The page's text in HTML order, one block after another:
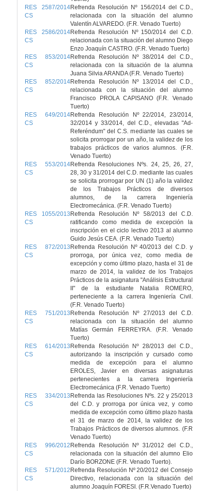
RES 2587/2014
CS
Refrenda Resolución Nº 156/2014 del C.D.,
relacionada con la situación del alumno
Valentín ALVAREDO. (F.R. Venado Tuerto)
RES 2586/2014
CS
Refrenda Resolución Nº 150/2014 del C.D.
relacionada con la situación del alumno Diego
Enzo Joaquín CASTRO. (F.R. Venado Tuerto)
RES 853/2014
CS
Refrenda Resolución Nº 38/2014 del C.D.,
relacionada con la situación de la alumna
Juana Silvia ARANDA (F.R. Venado Tuerto)
RES 852/2014
CS
Refrenda Resolución Nº 13/2014 del C.D.,
relacionada con la situación del alumno
Francisco PROLA CAPISANO (F.R. Venado
Tuerto)
RES 649/2014
CS
Refrenda Resolución Nº 22/2014, 23/2014,
32/2014 y 33/2014, del C.D., elevadas "Ad-
Referéndum" del C.S. mediante las cuales se
solicita prorrogar por un año, la validez de los
trabajos prácticos de varios alumnos. (F.R.
Venado Tuerto)
RES 553/2014
CS
Refrenda Resoluciones Nºs. 24, 25, 26, 27,
28, 30 y 31/2014 del C.D. mediante las cuales
se solicita prorrogar por UN (1) año la validez
de los Trabajos Prácticos de diversos
alumnos, de la carrera Ingeniería
Electromecánica. (F.R. Venado Tuerto)
RES 1055/2013
CS
Refrenda Resolución Nº 58/2013 del C.D.
ratificando como medida de excepción la
inscripción en el ciclo lectivo 2013 al alumno
Guido Jesús CEA. (F.R. Venado Tuerto)
RES 872/2013
CS
Refrenda Resolución Nº 40/2013 del C.D. y
prorroga, por única vez, como media de
excepción y como último plazo, hasta el 31 de
marzo de 2014, la validez de los Trabajos
Prácticos de la asignatura "Análisis Estructural
II" de la estudiante Natalia ROMERO,
perteneciente a la carrera Ingeniería Civil.
(F.R. Venado Tuerto)
RES 751/2013
CS
Refrenda Resolución Nº 27/2013 del C.D.
relacionada con la situación del alumno
Matías Germán FERREYRA. (F.R. Venado
Tuerto)
RES 614/2013
CS
Refrenda Resolución Nº 28/2013 del C.D.,
autorizando la inscripción y cursado como
medida de excepción para el alumno
EROLES, Javier en diversas asignaturas
pertenecientes a la carrera Ingeniería
Electromecánica (F.R. Venado Tuerto)
RES 334/2013
CS
Refrenda las Resoluciones Nºs. 22 y 25/2013
del C.D. y prorroga por única vez, y como
medida de excepción como último plazo hasta
el 31 de marzo de 2014, la validez de los
Trabajos Prácticos de diversos alumnos. (F.R
Venado Tuerto)
RES 996/2012
CS
Refrenda Resolución Nº 31/2012 del C.D.,
relacionada con la situación del alumno Elio
Darío BORZONE (F.R. Venado Tuerto).
RES 571/2012
CS
Refrenda Resolución Nº 20/2012 del Consejo
Directivo, relacionada con la situación del
alumno Joaquín FORESI. (F.R.Venado Tuerto)